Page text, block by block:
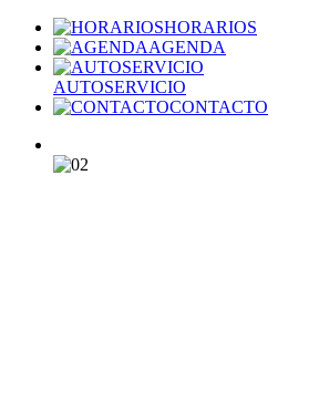
HORARIOS
AGENDA
AUTOSERVICIO
CONTACTO